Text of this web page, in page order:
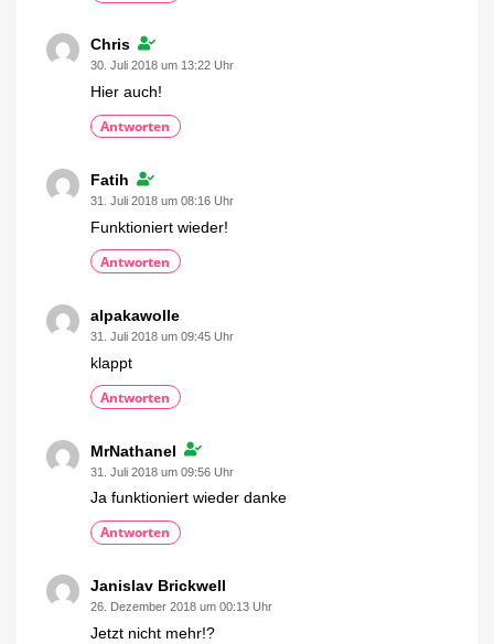
Chris
30. Juli 2018 um 13:22 Uhr
Hier auch!
Antworten
Fatih
31. Juli 2018 um 08:16 Uhr
Funktioniert wieder!
Antworten
alpakawolle
31. Juli 2018 um 09:45 Uhr
klappt
Antworten
MrNathanel
31. Juli 2018 um 09:56 Uhr
Ja funktioniert wieder danke
Antworten
Janislav Brickwell
26. Dezember 2018 um 00:13 Uhr
Jetzt nicht mehr!?